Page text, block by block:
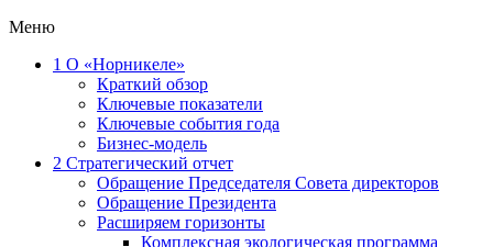
Меню
1 О «Норникеле»
Краткий обзор
Ключевые показатели
Ключевые события года
Бизнес-модель
2 Стратегический отчет
Обращение Председателя Совета директоров
Обращение Президента
Расширяем горизонты
Комплексная экологическая программа